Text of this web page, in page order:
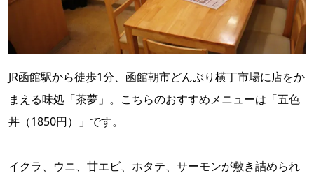
JR函館駅から徒歩1分、函館朝市どんぶり横丁市場に店をか
まえる味処「茶夢」。こちらのおすすめメニューは「五色
丼（1850円）」です。
イクラ、ウニ、甘エビ、ホタテ、サーモンが敷き詰められ